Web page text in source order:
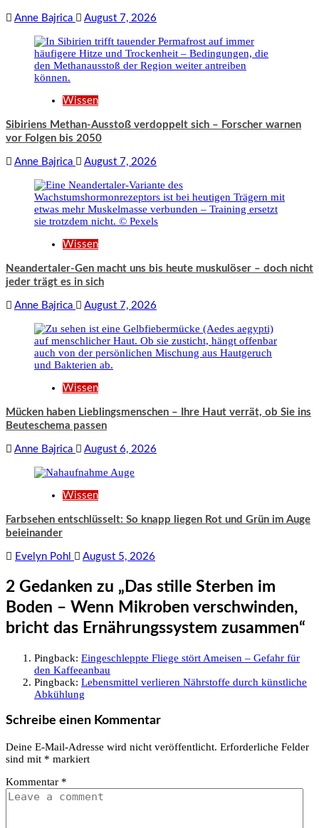
Anne Bajrica August 7, 2026
Wissen
Sibiriens Methan-Ausstoß verdoppelt sich – Forscher warnen
vor Folgen bis 2050
Anne Bajrica August 7, 2026
Wissen
Neandertaler-Gen macht uns bis heute muskulöser – doch nicht
jeder trägt es in sich
Anne Bajrica August 7, 2026
Wissen
Mücken haben Lieblingsmenschen – Ihre Haut verrät, ob Sie ins
Beuteschema passen
Anne Bajrica August 6, 2026
Wissen
Farbsehen entschlüsselt: So knapp liegen Rot und Grün im Auge
beieinander
Evelyn Pohl August 5, 2026
2 Gedanken zu „ Das stille Sterben im
Boden – Wenn Mikroben verschwinden,
bricht das Ernährungssystem zusammen“
Pingback: Eingeschleppte Fliege stört Ameisen – Gefahr für
den Kaffeeanbau
Pingback: Lebensmittel verlieren Nährstoffe durch künstliche
Abkühlung
Schreibe einen Kommentar
Deine E-Mail-Adresse wird nicht veröffentlicht. Erforderliche Felder
sind mit * markiert
Kommentar *